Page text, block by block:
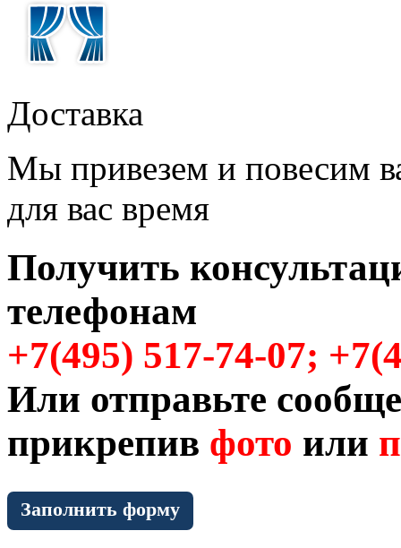
Доставка
Мы привезем и повесим
для вас время
Получить
телефонам
+7(495) 517-74-07;
Или отправьте
прикрепив фото или
Заполнить форму